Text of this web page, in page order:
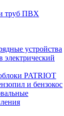
труб ПВХ
устройства
электрический
PATRIOT
и бензокос